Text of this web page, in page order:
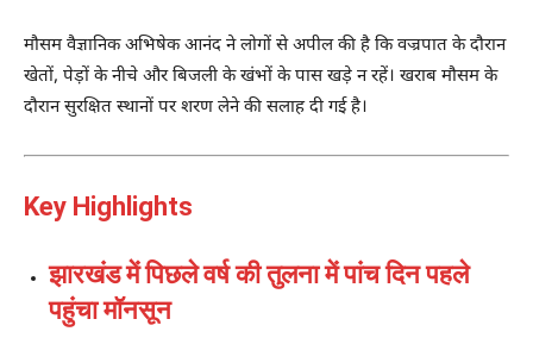
मौसम वैज्ञानिक अभिषेक आनंद ने लोगों से अपील की है कि वज्रपात के दौरान
खेतों, पेड़ों के नीचे और बिजली के खंभों के पास खड़े न रहें। खराब मौसम के
दौरान सुरक्षित स्थानों पर शरण लेने की सलाह दी गई है।
Key Highlights
झारखंड में पिछले वर्ष की तुलना में पांच दिन पहले
पहुंचा मॉनसून